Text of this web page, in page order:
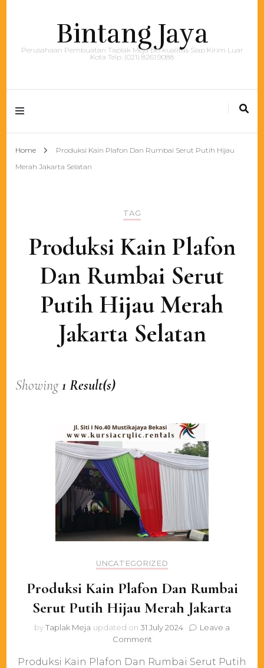
Bintang Jaya
Perusahaan Pembuatan Taplak Meja Berkualitas Siap Kirim Luar
Kota Telp. (021) 8261.9088
Home
Produksi Kain Plafon Dan Rumbai Serut Putih Hijau
Merah Jakarta Selatan
TAG
Produksi Kain Plafon
Dan Rumbai Serut
Putih Hijau Merah
Jakarta Selatan
Showing1 Result(s)
UNCATEGORIZED
Produksi Kain Plafon Dan Rumbai
Serut Putih Hijau Merah Jakarta
byTaplak Meja updated on 31 July 2024
Leave a
Commenton
Kain
Produksi Kain Plafon Dan Rumbai Serut Putih